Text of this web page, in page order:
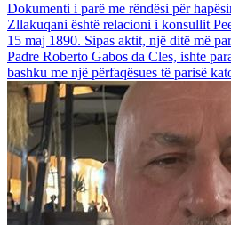
Dokumenti i parë me rëndësi për
Zllakuqani është relacioni i konsullit
15 maj 1890. Sipas aktit, një ditë më
Padre Roberto Gabos da Cles, ishte
bashku me një përfaqësues të parisë